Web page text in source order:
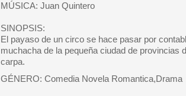
MÚSICA: Juan Quintero
SINOPSIS:
El payaso de un circo se hace pasar por
muchacha de la pequeña ciudad de provincias
carpa.
GÉNERO: Comedia Novela Romantica,Drama